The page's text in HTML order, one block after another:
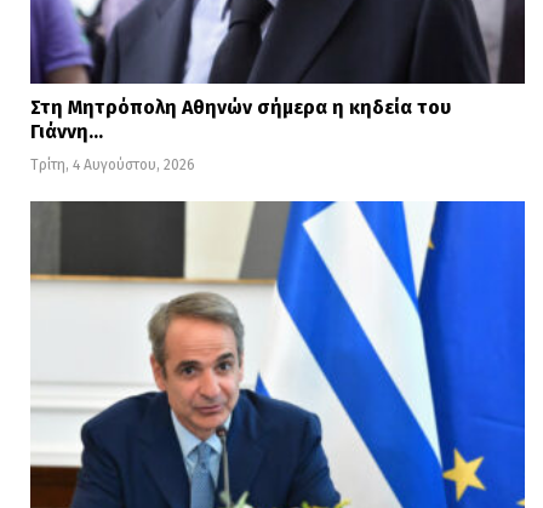
Στη Μητρόπολη Αθηνών σήμερα η κηδεία του
Γιάννη…
Τρίτη, 4 Αυγούστου, 2026